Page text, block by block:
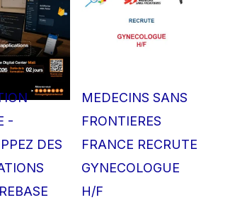
-
DES
MEDECINS SANS
FRONTIERES
FRANCE RECRUTE
GYNECOLOGUE
H/F